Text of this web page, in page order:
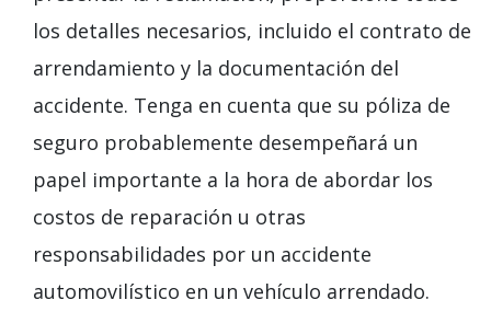
los detalles necesarios, incluido el contrato de
arrendamiento y la documentación del
accidente. Tenga en cuenta que su póliza de
seguro probablemente desempeñará un
papel importante a la hora de abordar los
costos de reparación u otras
responsabilidades por un accidente
automovilístico en un vehículo arrendado.